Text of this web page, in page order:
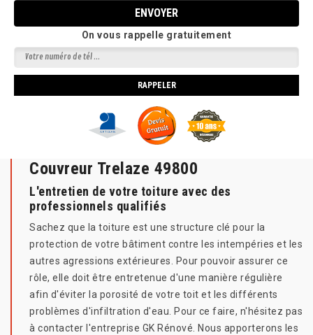
On vous rappelle gratuitement
Couvreur Trelaze 49800
L'entretien de votre toiture avec des
professionnels qualifiés
Sachez que la toiture est une structure clé pour la
protection de votre bâtiment contre les intempéries et les
autres agressions extérieures. Pour pouvoir assurer ce
rôle, elle doit être entretenue d'une manière régulière
afin d'éviter la porosité de votre toit et les différents
problèmes d'infiltration d'eau. Pour ce faire, n'hésitez pas
à contacter l'entreprise GK Rénové. Nous apporterons les